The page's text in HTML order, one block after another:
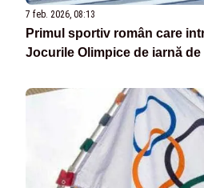
7 feb. 2026, 08:13
Primul sportiv român care
Jocurile Olimpice de iarnă de